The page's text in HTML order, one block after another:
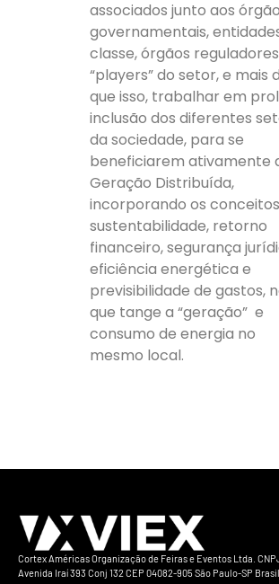
associados junto aos
governamentais,
classe, órgãos
“players” do setor, e mais
que isso, trabalhar em
inclusão dos diferentes
da sociedade, para se
beneficiarem ativamente
Geração Distribuída,
incorporando os
sustentabilidade, retorno
financeiro, segurança
eficiência energética e
previsibilidade de gastos,
que tange a “geração” e
consumo de energia no
mesmo local.
Cortex Américas Organização de Feiras e Eventos Ltda.
Avenida Iraí 393 Conj 132 CEP 04082-905 São Paulo-SP